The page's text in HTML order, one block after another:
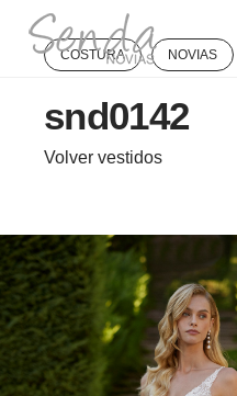
content
COSTURA NOVIAS
snd0142
Volver vestidos